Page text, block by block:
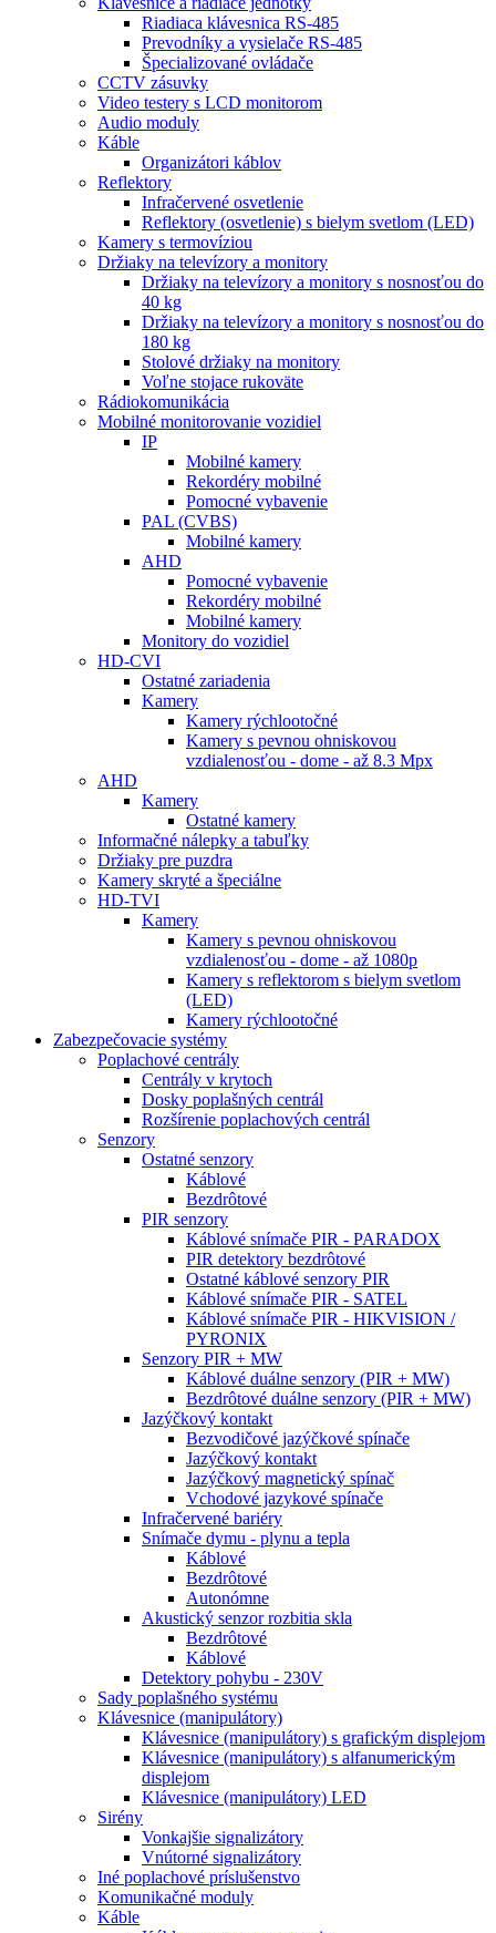
Riadiaca klávesnica RS-485
Prevodníky a vysielače RS-485
Špecializované ovládače
CCTV zásuvky
Video testery s LCD monitorom
Audio moduly
Káble
Organizátori káblov
Reflektory
Infračervené osvetlenie
Reflektory (osvetlenie) s bielym svetlom (LED)
Kamery s termovíziou
Držiaky na televízory a monitory
Držiaky na televízory a monitory s nosnosťou do
40 kg
Držiaky na televízory a monitory s nosnosťou do
180 kg
Stolové držiaky na monitory
Voľne stojace rukoväte
Rádiokomunikácia
Mobilné monitorovanie vozidiel
IP
Mobilné kamery
Rekordéry mobilné
Pomocné vybavenie
PAL (CVBS)
Mobilné kamery
AHD
Pomocné vybavenie
Rekordéry mobilné
Mobilné kamery
Monitory do vozidiel
HD-CVI
Ostatné zariadenia
Kamery
Kamery rýchlootočné
Kamery s pevnou ohniskovou
vzdialenosťou - dome - až 8.3 Mpx
AHD
Kamery
Ostatné kamery
Informačné nálepky a tabuľky
Držiaky pre puzdra
Kamery skryté a špeciálne
HD-TVI
Kamery
Kamery s pevnou ohniskovou
vzdialenosťou - dome - až 1080p
Kamery s reflektorom s bielym svetlom
(LED)
Kamery rýchlootočné
Zabezpečovacie systémy
Poplachové centrály
Centrály v krytoch
Dosky poplašných centrál
Rozšírenie poplachových centrál
Senzory
Ostatné senzory
Káblové
Bezdrôtové
PIR senzory
Káblové snímače PIR - PARADOX
PIR detektory bezdrôtové
Ostatné káblové senzory PIR
Káblové snímače PIR - SATEL
Káblové snímače PIR - HIKVISION /
PYRONIX
Senzory PIR + MW
Káblové duálne senzory (PIR + MW)
Bezdrôtové duálne senzory (PIR + MW)
Jazýčkový kontakt
Bezvodičové jazýčkové spínače
Jazýčkový kontakt
Jazýčkový magnetický spínač
Vchodové jazykové spínače
Infračervené bariéry
Snímače dymu - plynu a tepla
Káblové
Bezdrôtové
Autonómne
Akustický senzor rozbitia skla
Bezdrôtové
Káblové
Detektory pohybu - 230V
Sady poplašného systému
Klávesnice (manipulátory)
Klávesnice (manipulátory) s grafickým displejom
Klávesnice (manipulátory) s alfanumerickým
displejom
Klávesnice (manipulátory) LED
Sirény
Vonkajšie signalizátory
Vnútorné signalizátory
Iné poplachové príslušenstvo
Komunikačné moduly
Káble